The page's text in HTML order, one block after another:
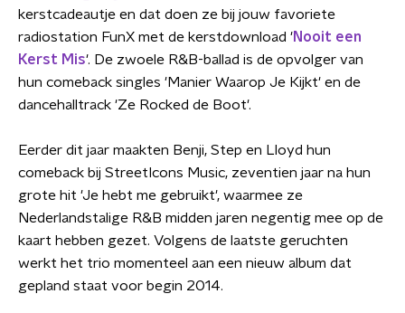
kerstcadeautje en dat doen ze bij jouw favoriete
radiostation FunX met de kerstdownload 'Nooit een
Kerst Mis'. De zwoele R&B-ballad is de opvolger van
hun comeback singles 'Manier Waarop Je Kijkt' en de
dancehalltrack 'Ze Rocked de Boot'.
Eerder dit jaar maakten Benji, Step en Lloyd hun
comeback bij StreetIcons Music, zeventien jaar na hun
grote hit 'Je hebt me gebruikt', waarmee ze
Nederlandstalige R&B midden jaren negentig mee op de
kaart hebben gezet. Volgens de laatste geruchten
werkt het trio momenteel aan een nieuw album dat
gepland staat voor begin 2014.